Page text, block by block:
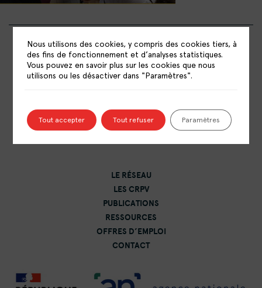
RESSOURCES POLITIQUE DE LA VILLE
15 rue Catulienne
LE RÉSEAU
LES CRPV
PUBLICATIONS
RESSOURCES
OFFRES D’EMPLOI
CONTACT
Nous utilisons des cookies, y compris des cookies tiers, à
des fins de fonctionnement et d’analyses statistiques.
Vous pouvez en savoir plus sur les cookies que nous
utilisons ou les désactiver dans "Paramètres".
Tout accepter Tout refuser Paramètres